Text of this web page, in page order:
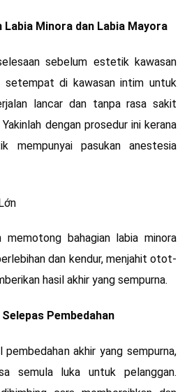
Labia Minora dan Labia Mayora
sebelum estetik kawasan
setempat di kawasan intim untuk
lancar dan tanpa rasa sakit
dengan prosedur ini kerana
mempunyai pasukan anestesia
memotong bahagian labia minora
dan kendur, menjahit otot-
hasil akhir yang sempurna.
Pembedahan
akhir yang sempurna,
semula luka untuk pelanggan.